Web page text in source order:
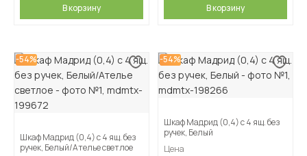
В корзину В корзину
-54%
Шкаф Мадрид (0,4) с 4 ящ. без
ручек, Белый/Ателье светлое
-54%
Шкаф Мадрид (0,4) с 4 ящ. без
ручек, Белый
Цена